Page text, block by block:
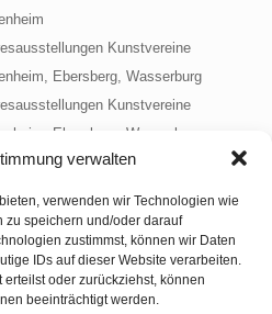
verwalten
verwenden wir Technologien wie
zu speichern und/oder darauf
zustimmst, können wir Daten
IDs auf dieser Website verarbeiten.
oder zurückziehst, können
beeinträchtigt werden.
Kunstvereine
Ebersberg, Wasserburg
Kunstvereine
Ebersberg, Wasserburg
Kunstvereine
Kunstverein Plauen
eindrücke“ Indigo 90, Glonn
Ebersberg
Tage Trudering